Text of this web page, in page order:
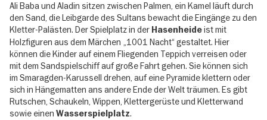
Ali Baba und Aladin sitzen zwischen Palmen, ein Kamel läuft durch
den Sand, die Leibgarde des Sultans bewacht die Eingänge zu den
Kletter-Palästen. Der Spielplatz in der Hasenheideist mit
Holzfiguren aus dem Märchen „1001 Nacht“ gestaltet. Hier
können die Kinder auf einem Fliegenden Teppich verreisen oder
mit dem Sandspielschiff auf große Fahrt gehen. Sie können sich
im Smaragden-Karussell drehen, auf eine Pyramide klettern oder
sich in Hängematten ans andere Ende der Welt träumen. Es gibt
Rutschen, Schaukeln, Wippen, Klettergerüste und Kletterwand
sowie einen Wasserspielplatz.